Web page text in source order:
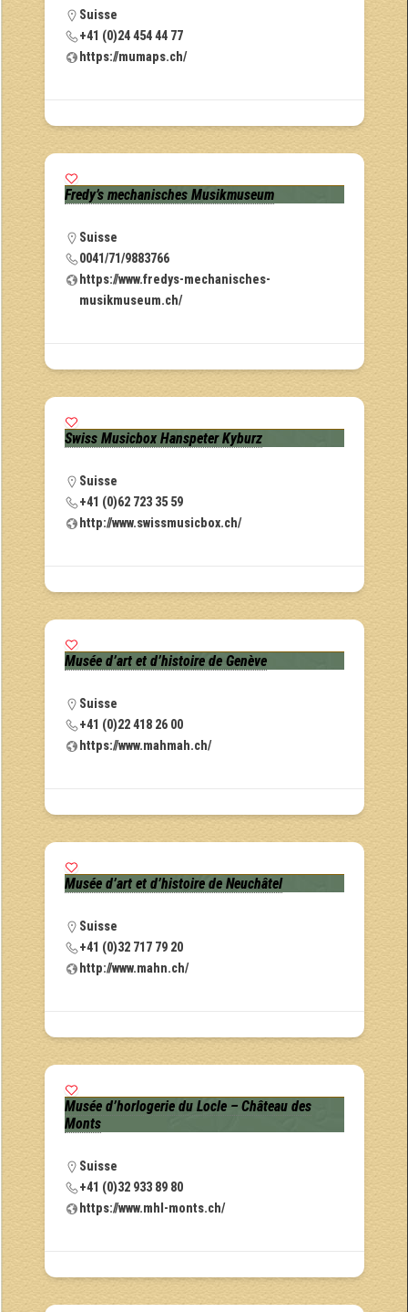
Suisse
+41 (0)24 454 44 77
https://mumaps.ch/
Fredy’s mechanisches Musikmuseum
Suisse
0041/71/9883766
https://www.fredys-mechanisches-
musikmuseum.ch/
Swiss Musicbox Hanspeter Kyburz
Suisse
+41 (0)62 723 35 59
http://www.swissmusicbox.ch/
Musée d’art et d’histoire de Genève
Suisse
+41 (0)22 418 26 00
https://www.mahmah.ch/
Musée d’art et d’histoire de Neuchâtel
Suisse
+41 (0)32 717 79 20
http://www.mahn.ch/
Musée d’horlogerie du Locle – Château des
Monts
Suisse
+41 (0)32 933 89 80
https://www.mhl-monts.ch/